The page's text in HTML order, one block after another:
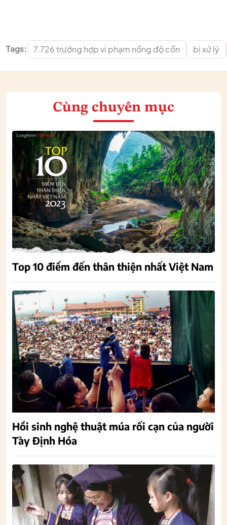
Tags: 7.726 trường hợp vi phạm nồng độ cồn bị xử lý
Cùng chuyên mục
Top 10 điểm đến thân thiện nhất Việt Nam
Hồi sinh nghệ thuật múa rối cạn của người
Tày Định Hóa